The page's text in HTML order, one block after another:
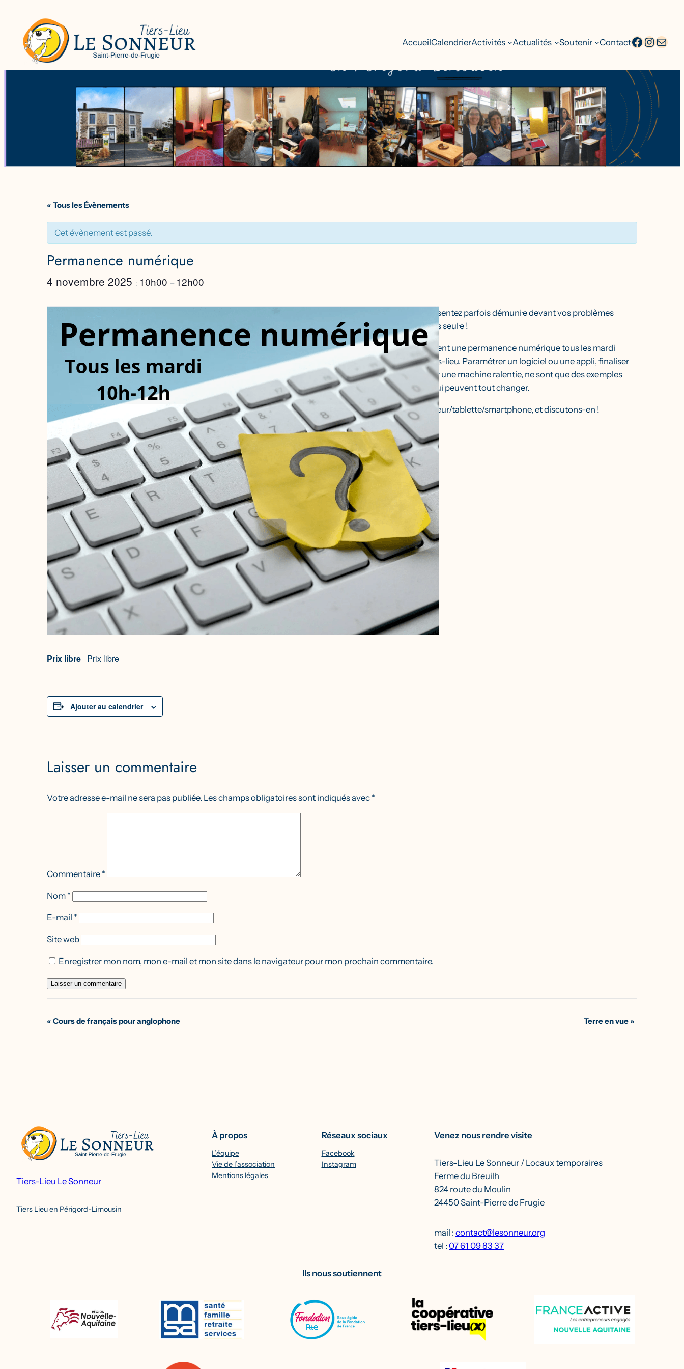
AccueilCalendrierActivités Actualités Soutenir Contactfacebook
Adresse
« Tous les Évènements
Cet évènement est passé.
Permanence numérique
4 novembre 2025 : 10h00 – 12h00
Si, vous aussi, vous vous sentez parfois démuni·e devant vos problèmes
d’ordinateur, ne restez pas seul·e !
Sarah et Clément proposent une permanence numérique tous les mardi
matin de 10h à 12h au tiers-lieu. Paramétrer un logiciel ou une appli, finaliser
une mise à jour, rebooster une machine ralentie, ne sont que des exemples
des petites réparations qui peuvent tout changer.
Venez avec votre ordinateur/tablette/smartphone, et discutons-en !
Prix libre Prix libre
Ajouter au calendrier
Laisser un commentaire
Votre adresse e-mail ne sera pas publiée. Les champs obligatoires sont indiqués avec *
Commentaire *
Nom *
E-mail *
Site web
Enregistrer mon nom, mon e-mail et mon site dans le navigateur pour mon prochain commentaire.
Navigation
« Cours de français pour anglophone Terre en vue »
Tiers-Lieu Le Sonneur
Tiers Lieu en Périgord-Limousin
À propos
L’équipe
Vie de l’association
Mentions légales
Réseaux sociaux
Facebook
Instagram
Venez nous rendre visite
Tiers-Lieu Le Sonneur / Locaux temporaires
Ferme du Breuilh
824 route du Moulin
24450 Saint-Pierre de Frugie
mail : contact@lesonneur.org
tel : 07 61 09 83 37
Ils nous soutiennent